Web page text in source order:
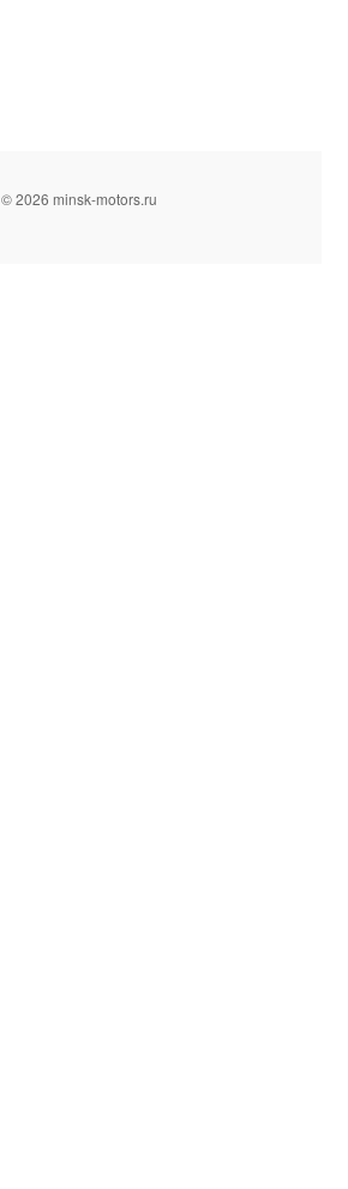
© 2026 minsk-motors.ru